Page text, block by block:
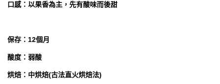
口感：以果香為主，先有酸味而後甜
保存：12個月
酸度：弱酸
烘焙：中烘焙(古法直火烘焙法)